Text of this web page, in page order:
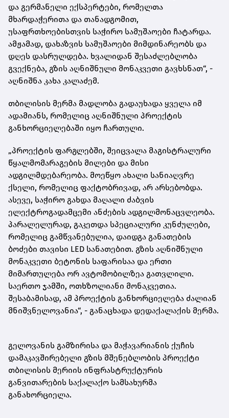
და გერმანელი ექსპერტები, რომელთა
მხარდაჭერითა და თანადგომით,
უსაფრთხოებისთვის საჭირო სამუშაოები ჩატარდა.
ამჟამად, დახაზვის სამუშაოები მიმდინარეობს და
დღეს დასრულდება. ხვალიდან შესაძლებლობა
გვექნება, გზის აღნიშნული მონაკვეთი გავხსნათ“, -
აღნიშნა კახა კალაძემ.
თბილისის მერმა მადლობა გადაუხადა ყველა იმ
ადამიანს, რომელიც აღნიშნული პროექტის
განხორციელებაში იყო ჩართული.
„პროექტის ფარგლებში, შეიცვალა მაგისტრალური
წყალმომარაგების მილები და მისი
ადგილმდებარეობა. მოეწყო ახალი სანიაღვრე
ქსელი, რომელიც ფაქტობრივად, არ არსებობდა.
ასევე, საჭირო გახდა მაღალი ძაბვის
ელექტროგადამცემი ანძების ადგილმონაცვლეობა.
პარალელურად, გაკეთდა სპეციალური კუნძულები,
რომელიც გამწვანებულია, დაიდგა განათების
ბოძები თავისი LED სანათებით. გზის აღნიშნული
მონაკვეთი ბეტონის საფარისაა და ერთი
მიმართულება ორ ავტომობილზეა გათვლილი.
საერთო ჯამში, ოთხზოლიანი მონაკვეთია.
შესაბამისად, ამ პროექტის განხორციელება ძალიან
მნიშვნელოვანია“, - განაცხადა დედაქალაქის მერმა.
გელოვანის გამზირისა და მაჭავარიანის ქუჩის
დამაკავშირებელი გზის მშენებლობის პროექტი
თბილისის მერიის ინფრასტრუქტურის
განვითარების საქალაქო სამსახურმა
განახორციელა.